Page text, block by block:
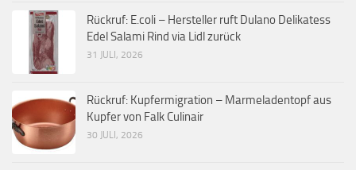
Rückruf: E.coli – Hersteller ruft Dulano Delikatess
Edel Salami Rind via Lidl zurück
31 JULI, 2026
Rückruf: Kupfermigration – Marmeladentopf aus
Kupfer von Falk Culinair
30 JULI, 2026